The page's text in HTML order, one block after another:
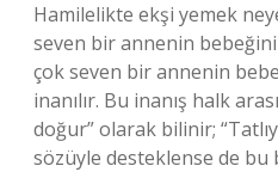
Hamilelikte ekşi yemek
seven bir annenin
çok seven bir annenin
inanılır. Bu inanış halk
doğur” olarak bilinir;
sözüyle desteklense de bu